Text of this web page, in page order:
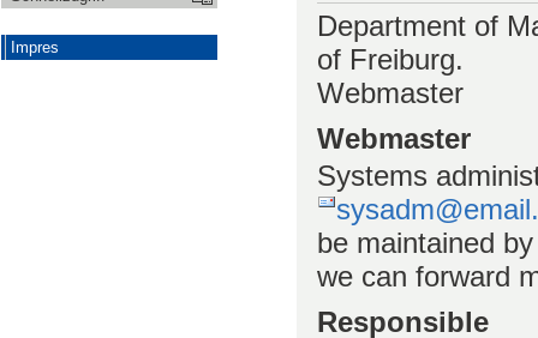
Impres
Department of
of Freiburg.
Webmaster
Webmaster
Systems
be maintained
we can forward
Responsible